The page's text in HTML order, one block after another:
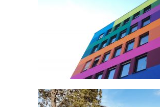
PRODUKTIONSHALLE +
VERWALTUNG IN ROTTWEIL-
NEUKIRCH DEUTSCHLAND